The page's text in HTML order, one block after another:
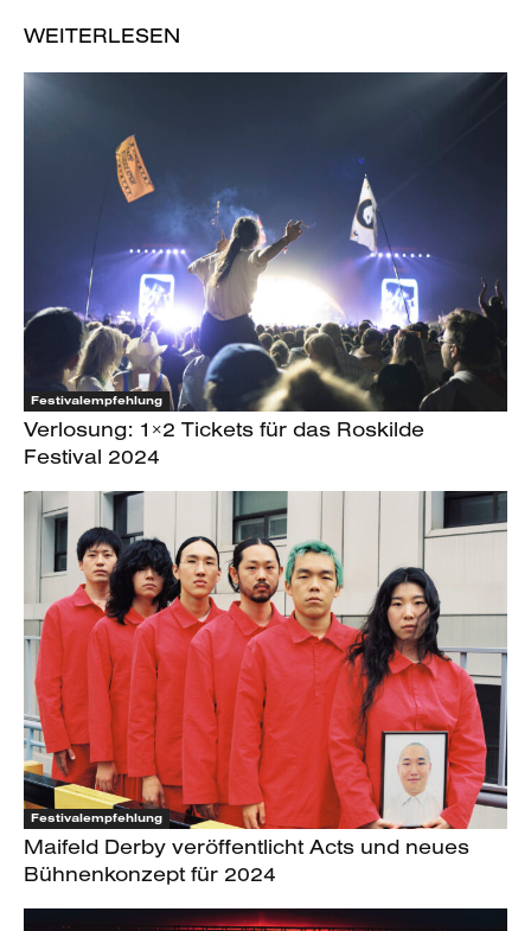
WEITERLESEN
Festivalempfehlung
Verlosung: 1×2 Tickets für das Roskilde
Festival 2024
Festivalempfehlung
Maifeld Derby veröffentlicht Acts und neues
Bühnenkonzept für 2024